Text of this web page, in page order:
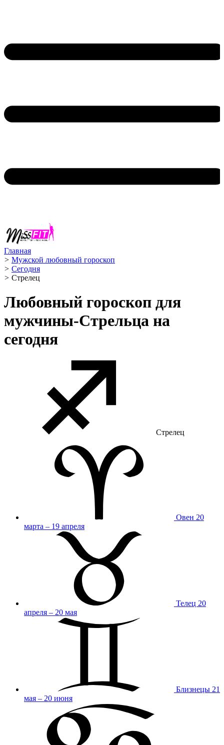
Главная
> Мужской любовный гороскоп
> Сегодня
> Стрелец ️
Любовный гороскоп для
мужчины-Стрельца на
сегодня
Стрелец
Овен 20
марта – 19 апреля
Телец 20
апреля – 20 мая
Близнецы 21
мая – 20 июня